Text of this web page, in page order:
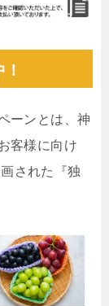
ーンとは、神
客様に向け
された『独